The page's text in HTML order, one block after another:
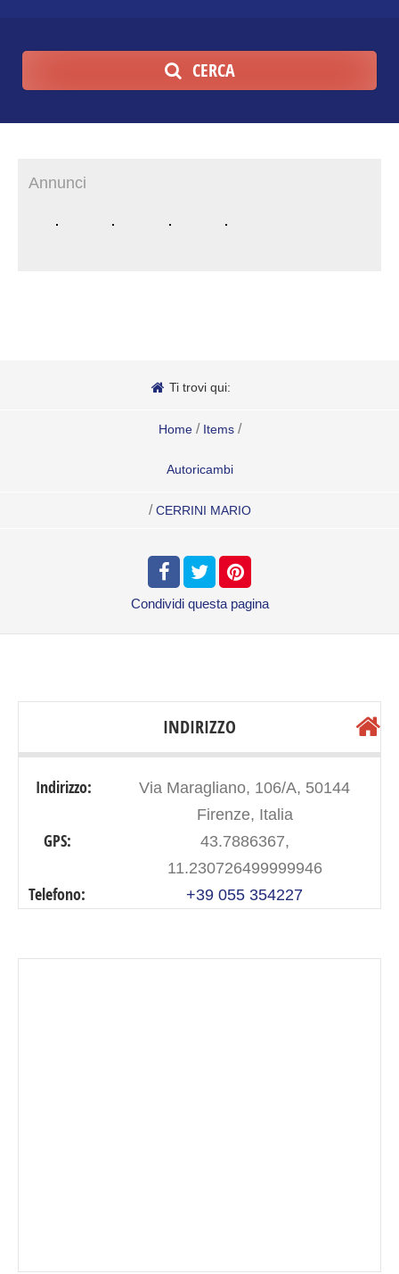
CERCA
Annunci
Ti trovi qui:
Home / Items /
Autoricambi
/ CERRINI MARIO
Condividi questa pagina
INDIRIZZO
Indirizzo:
Via Maragliano, 106/A, 50144
Firenze, Italia
GPS:
43.7886367,
11.230726499999946
Telefono: +39 055 354227